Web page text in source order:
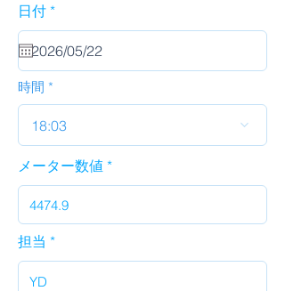
日付 *r
u
i
d
時間
18:03
メーター数値
担当